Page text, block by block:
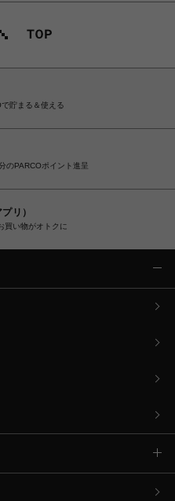
貯まる＆使える
のPARCOポイント進呈
リ）
買い物がオトクに